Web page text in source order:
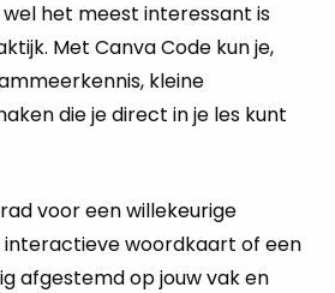
het meest interessant is
Met Canva Code kun je,
kleine
die je direct in je les kunt
voor een willekeurige
interactieve woordkaart of een
afgestemd op jouw vak en